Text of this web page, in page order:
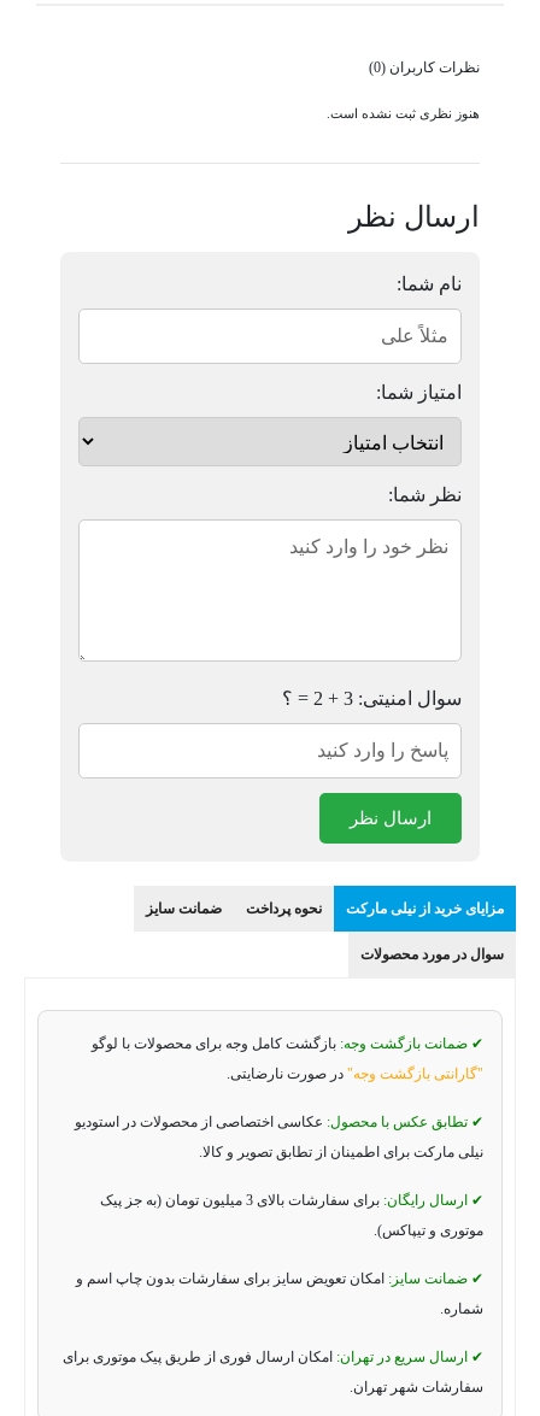
نظرات کاربران (0)
هنوز نظری ثبت نشده است.
ارسال نظر
نام شما:
امتیاز شما:
نظر شما:
سوال امنیتی: 3 + 2 = ؟
ارسال نظر
مزایای خرید از نیلی مارکت نحوه پرداخت ضمانت سایز
سوال در مورد محصولات
✔ ضمانت بازگشت وجه: بازگشت کامل وجه برای محصولات با لوگو
"گارانتی بازگشت وجه" در صورت نارضایتی.
✔ تطابق عکس با محصول: عکاسی اختصاصی از محصولات در استودیو
نیلی مارکت برای اطمینان از تطابق تصویر و کالا.
✔ ارسال رایگان:
برای سفارشات بالای 3 میلیون تومان (به جز پیک
موتوری و تیپاکس).
✔ ضمانت سایز: امکان تعویض سایز برای سفارشات بدون چاپ اسم و
شماره.
✔ ارسال سریع در تهران: امکان ارسال فوری از طریق پیک موتوری برای
سفارشات شهر تهران.